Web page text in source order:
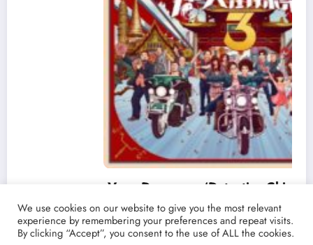
Ver y Descargar ‘Detective Chinatown 3’ |
Torrent castellano español | La película china
que supera en taquillla a Endgame
19/03/2021 lucenpop
We use cookies on our website to give you the most relevant
experience by remembering your preferences and repeat visits.
By clicking “Accept”, you consent to the use of ALL the cookies.